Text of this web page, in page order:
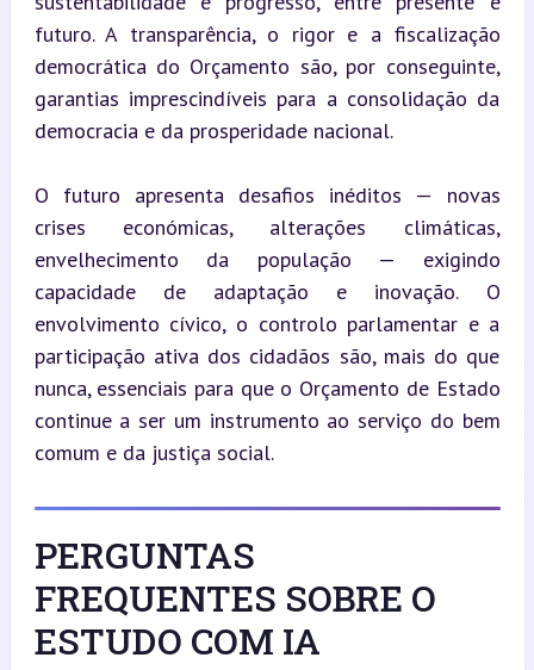
futuro. A transparência, o rigor e a fiscalização
democrática do Orçamento são, por conseguinte,
garantias imprescindíveis para a consolidação da
democracia e da prosperidade nacional.
O futuro apresenta desafios inéditos — novas
crises económicas, alterações climáticas,
envelhecimento da população — exigindo
capacidade de adaptação e inovação. O
envolvimento cívico, o controlo parlamentar e a
participação ativa dos cidadãos são, mais do que
nunca, essenciais para que o Orçamento de Estado
continue a ser um instrumento ao serviço do bem
comum e da justiça social.
PERGUNTAS
FREQUENTES SOBRE O
ESTUDO COM IA